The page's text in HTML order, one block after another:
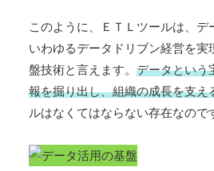
このように、ＥＴＬツールは、デ
いわゆるデータドリブン経営を実
盤技術と言えます。 データという
報を掘り出し、組織の成長を支え
ルはなくてはならない存在なので